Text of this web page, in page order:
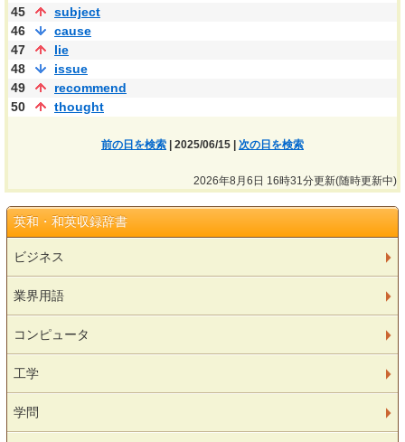
45
subject
46
cause
47
lie
48
issue
49
recommend
50
thought
前の日を検索 | 2025/06/15 | 次の日を検索
2026年8月6日 16時31分更新(随時更新中)
英和・和英収録辞書
ビジネス
業界用語
コンピュータ
工学
学問